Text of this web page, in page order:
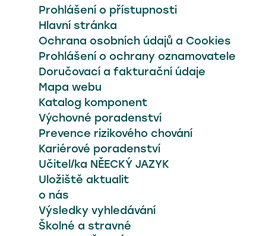
Prohlášení o přístupnosti
Hlavní stránka
Ochrana osobních údajů a Cookies
Prohlášení o ochrany oznamovatele
Doručovací a fakturační údaje
Mapa webu
Katalog komponent
Výchovné poradenství
Prevence rizikového chování
Kariérové poradenství
Učitel/ka NĚECKÝ JAZYK
Uložiště aktualit
o nás
Výsledky vyhledávání
Školné a stravné